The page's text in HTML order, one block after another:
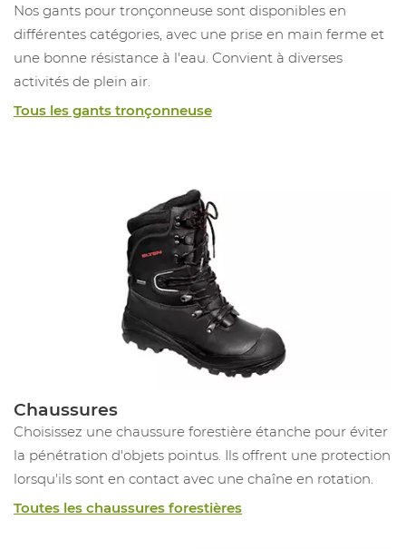
Nos gants pour tronçonneuse sont disponibles en
différentes catégories, avec une prise en main ferme et
une bonne résistance à l'eau. Convient à diverses
activités de plein air.
Tous les gants tronçonneuse
Chaussures
Choisissez une chaussure forestière étanche pour éviter
la pénétration d'objets pointus. Ils offrent une protection
lorsqu'ils sont en contact avec une chaîne en rotation.
Toutes les chaussures forestières